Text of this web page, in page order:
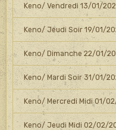
Keno/ Vendredi 13/01/
Keno/ Jeudi Soir 19/01/
Keno/ Dimanche 22/01/
Keno/ Mardi Soir 31/01/
Keno/ Mercredi Midi 01/
Keno/ Jeudi Midi 02/02/